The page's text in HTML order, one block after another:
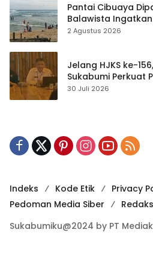
Pantai Cibuaya
Balawista
Waspada
2 Agustus 2026
Jelang HJKS ke-
Sukabumi Perkuat
Publikasi Digital
30 Juli 2026
Indeks Kode Etik Privacy
Pedoman Media Siber
Sukabumiku@2024 by PT